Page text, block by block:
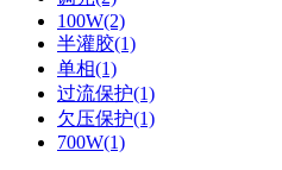
100W(2)
半灌胶(1)
单相(1)
过流保护(1)
欠压保护(1)
700W(1)